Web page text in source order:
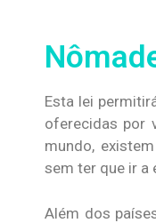
Esta lei
oferecidas por
mundo,
sem ter que ir a
Além dos